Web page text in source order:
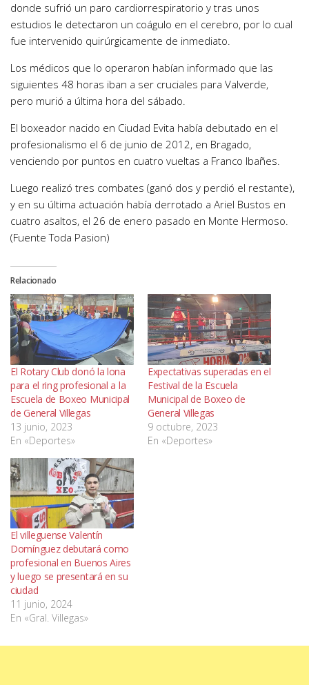
donde sufrió un paro cardiorrespiratorio y tras unos
estudios le detectaron un coágulo en el cerebro, por lo cual
fue intervenido quirúrgicamente de inmediato.
Los médicos que lo operaron habían informado que las
siguientes 48 horas iban a ser cruciales para Valverde,
pero murió a última hora del sábado.
El boxeador nacido en Ciudad Evita había debutado en el
profesionalismo el 6 de junio de 2012, en Bragado,
venciendo por puntos en cuatro vueltas a Franco Ibañes.
Luego realizó tres combates (ganó dos y perdió el restante),
y en su última actuación había derrotado a Ariel Bustos en
cuatro asaltos, el 26 de enero pasado en Monte Hermoso.
(Fuente Toda Pasion)
Relacionado
El Rotary Club donó la lona
para el ring profesional a la
Escuela de Boxeo Municipal
de General Villegas
13 junio, 2023
En «Deportes»
Expectativas superadas en el
Festival de la Escuela
Municipal de Boxeo de
General Villegas
9 octubre, 2023
En «Deportes»
El villeguense Valentín
Domínguez debutará como
profesional en Buenos Aires
y luego se presentará en su
ciudad
11 junio, 2024
En «Gral. Villegas»